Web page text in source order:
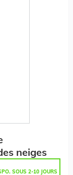
neiges
SOUS 2-10 JOURS